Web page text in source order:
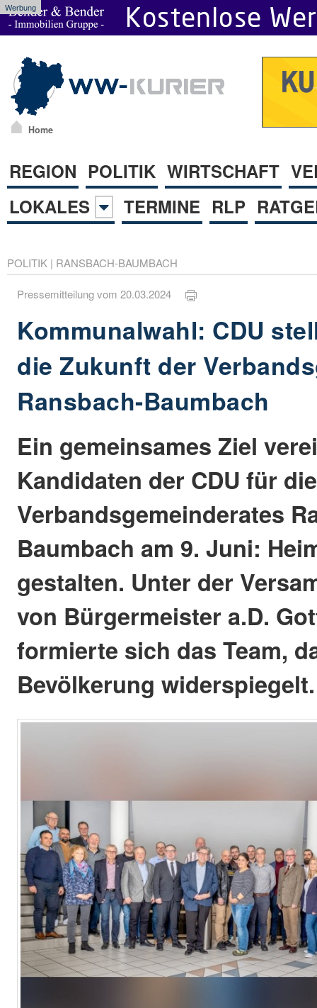
Werbung
Home
REGION POLITIK WIRTSCHAFT
LOKALES
TERMINE RLP
POLITIK | RANSBACH-BAUMBACH
Pressemitteilung vom 20.03.2024
Kommunalwahl: CDU
die Zukunft der
Ransbach-Baumbach
Ein gemeinsames Ziel
Kandidaten der CDU für
Verbandsgemeinderates
Baumbach am 9. Juni:
gestalten. Unter der
von Bürgermeister a.D.
formierte sich das Team,
Bevölkerung widerspiegelt.